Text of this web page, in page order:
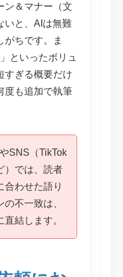
ン＆マナー（文
いと、AIは無難
がちです。ま
といったボリュ
すぎる概要だけ
度も追加で執筆
SNS（TikTok
）では、読者
合わせた語り
不一致は、
結します。